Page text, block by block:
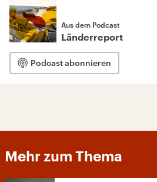
Aus dem Podcast
Länderreport
Podcast abonnieren
Mehr zum Thema